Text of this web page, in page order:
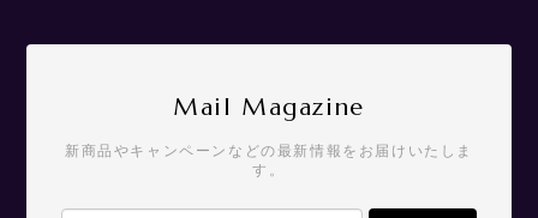
Mail Magazine
新商品やキャンペーンなどの最新情報をお届けいたしま
す。